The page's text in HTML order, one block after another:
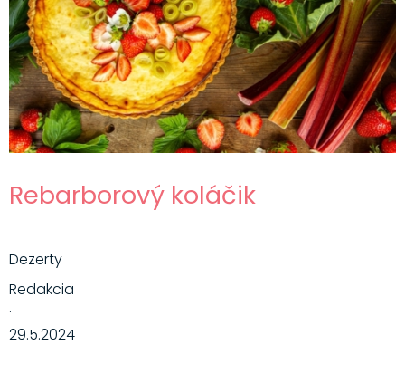
Rebarborový koláčik
Dezerty
Redakcia
·
29.5.2024